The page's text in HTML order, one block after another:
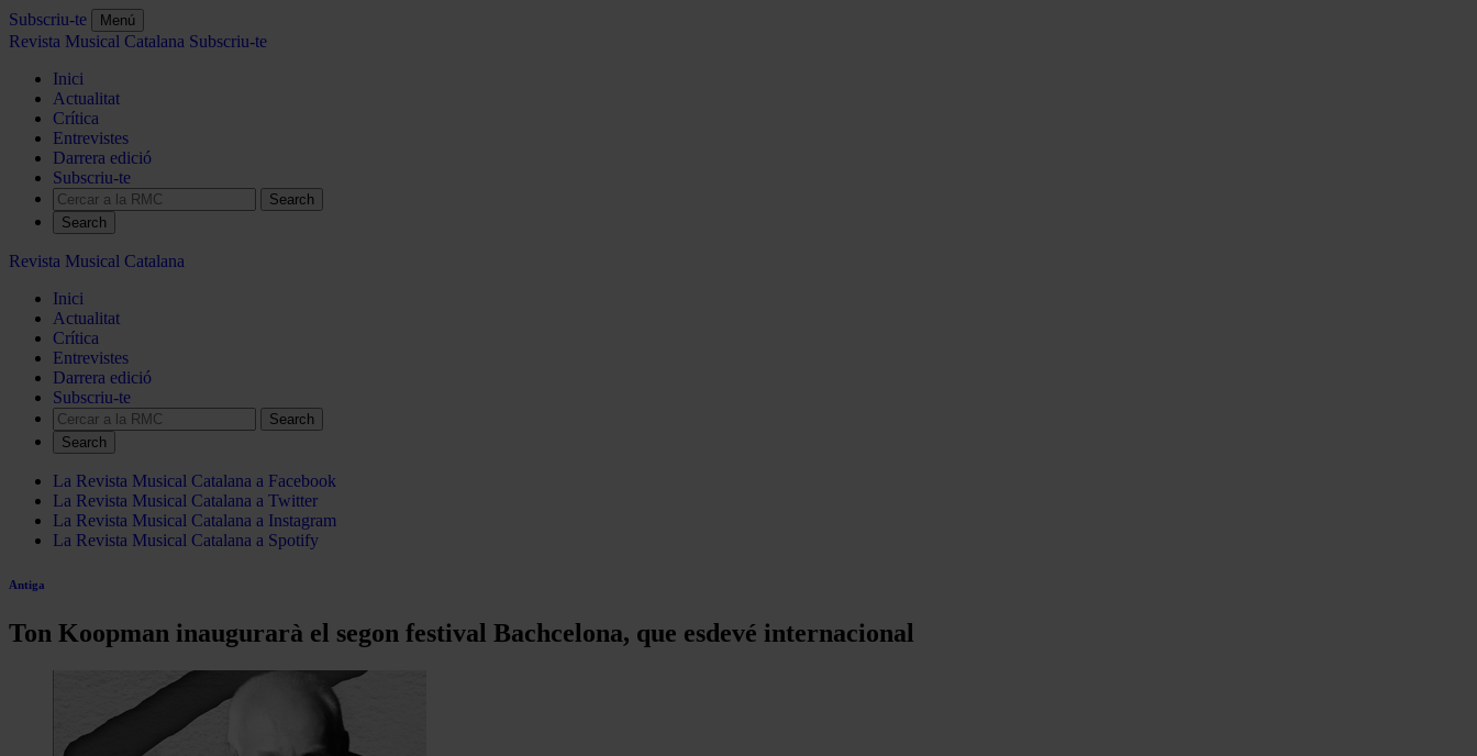
Subscriu-te Menú
Revista Musical Catalana Subscriu-te
Inici
Actualitat
Crítica
Entrevistes
Darrera edició
Subscriu-te
Search
Revista Musical Catalana
Inici
Actualitat
Crítica
Entrevistes
Darrera edició
Subscriu-te
Search
La Revista Musical Catalana a Facebook
La Revista Musical Catalana a Twitter
La Revista Musical Catalana a Instagram
La Revista Musical Catalana a Spotify
Antiga
Ton Koopman inaugurarà el segon festival Bachcelona, que esdevé internacional